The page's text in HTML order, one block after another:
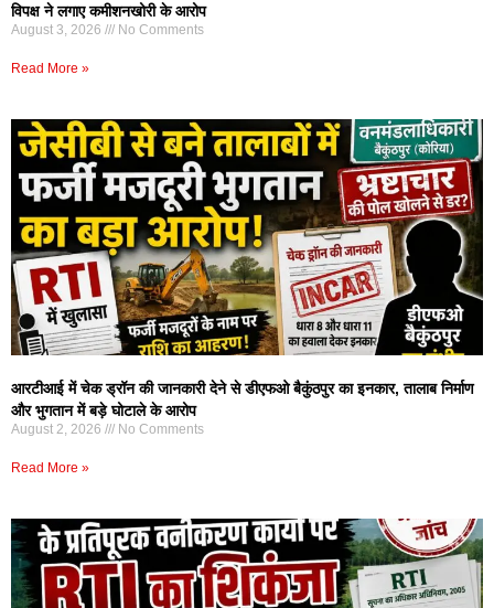
विपक्ष ने लगाए कमीशनखोरी के आरोप
August 3, 2026 No Comments
Read More »
आरटीआई में चेक ड्रॉन की जानकारी देने से डीएफओ बैकुंठपुर का इनकार, तालाब निर्माण
और भुगतान में बड़े घोटाले के आरोप
August 2, 2026 No Comments
Read More »